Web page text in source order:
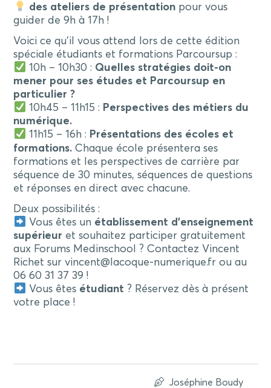
des ateliers de présentationpour vous
guider de 9h à 17h !
Voici ce qu’il vous attend lors de cette édition
spéciale étudiants et formations Parcoursup :
10h – 10h30 : Quelles stratégies doit-on
mener pour ses études et Parcoursup en
particulier ?
10h45 – 11h15 : Perspectives des métiers du
numérique.
11h15 – 16h : Présentations des écoles et
formations. Chaque école présentera ses
formations et les perspectives de carrière par
séquence de 30 minutes, séquences de questions
et réponses en direct avec chacune.
Deux possibilités :
Vous êtes un établissement d’enseignement
supérieur et souhaitez participer gratuitement
aux Forums Medinschool ? Contactez Vincent
Richet sur vincent@lacoque-numerique.fr ou au
06 60 31 37 39 !
Vous êtes étudiant ? Réservez dès à présent
votre place !
Joséphine Boudy